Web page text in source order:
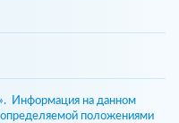
Информация на данном
определяемой положениями